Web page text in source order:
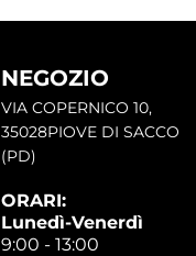
NEGOZIO
VIA COPERNICO 10,
35028PIOVE DI SACCO
(PD)
ORARI:
Lunedì-Venerdì
9:00 - 13:00